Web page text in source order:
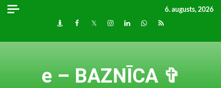
Skip
6. augusts, 2026
DraugiemFacebook
TwitterInstagram
LinkedInwhatsapp
RSS
e – BAZNĪCA ✞